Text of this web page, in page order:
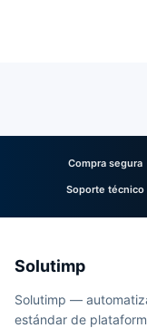
Compra segura
Soporte técnico
Solutimp
Solutimp —
estándar de